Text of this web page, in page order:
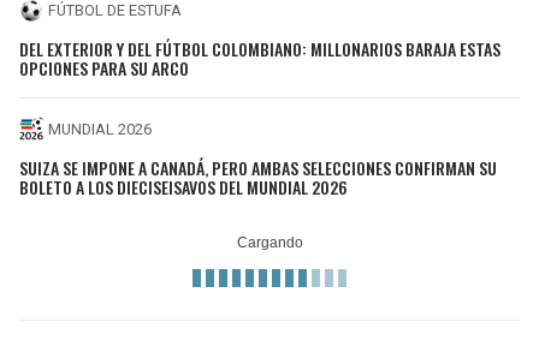
FÚTBOL DE ESTUFA
DEL EXTERIOR Y DEL FÚTBOL COLOMBIANO: MILLONARIOS BARAJA ESTAS
OPCIONES PARA SU ARCO
MUNDIAL 2026
SUIZA SE IMPONE A CANADÁ, PERO AMBAS SELECCIONES CONFIRMAN SU
BOLETO A LOS DIECISEISAVOS DEL MUNDIAL 2026